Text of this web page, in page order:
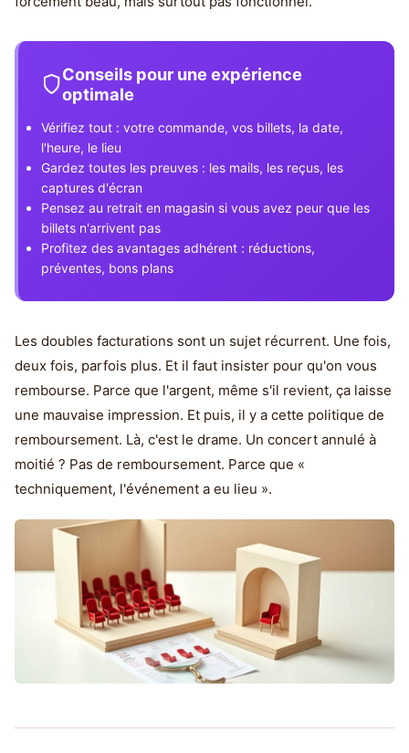
Conseils pour une expérience
optimale
Vérifiez tout : votre commande, vos billets, la date,
l'heure, le lieu
Gardez toutes les preuves : les mails, les reçus, les
captures d'écran
Pensez au retrait en magasin si vous avez peur que les
billets n'arrivent pas
Profitez des avantages adhérent : réductions,
préventes, bons plans
Les doubles facturations sont un sujet récurrent. Une fois,
deux fois, parfois plus. Et il faut insister pour qu'on vous
rembourse. Parce que l'argent, même s'il revient, ça laisse
une mauvaise impression. Et puis, il y a cette politique de
remboursement. Là, c'est le drame. Un concert annulé à
moitié ? Pas de remboursement. Parce que «
techniquement, l'événement a eu lieu ».